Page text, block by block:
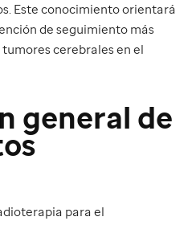
Este conocimiento orientará
de seguimiento más
cerebrales en el
general de
para el